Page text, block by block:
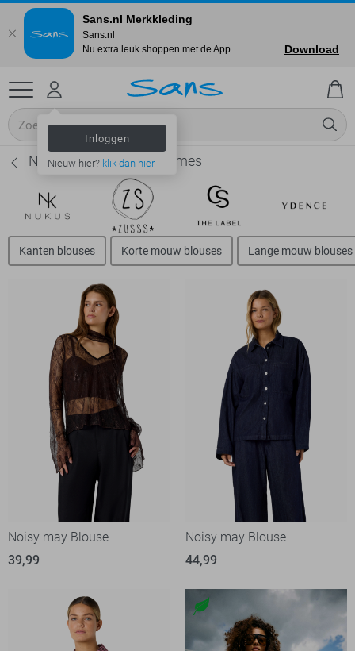
Inloggen
Nieuw hier? klik dan hier
Noisy may Blouses - Dames
Kanten blouses Korte mouw blouses Lange mouw blouses
Noisy may Blouse
39,99
Noisy may Blouse
44,99
Sans.nl Merkkleding
Sans.nl
Nu extra leuk shoppen met de App.
Download